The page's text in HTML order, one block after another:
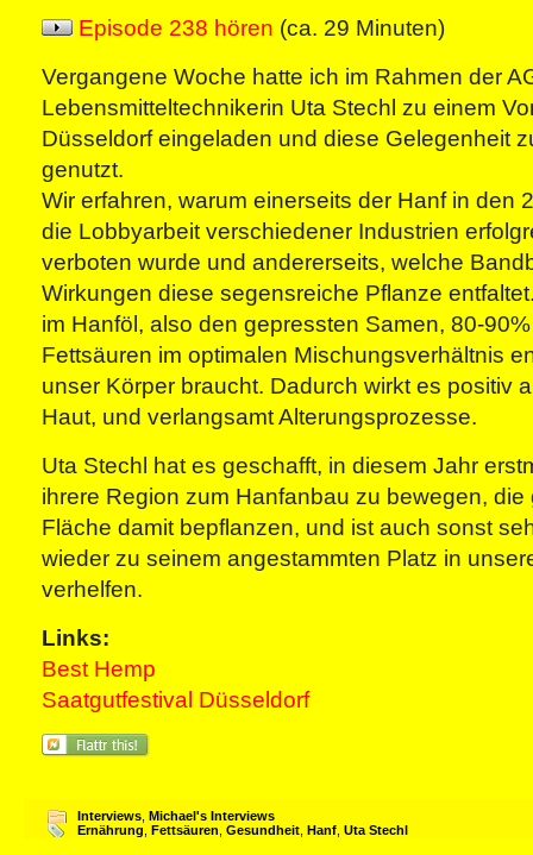
Episode 238 hören (ca. 29 Minuten)
Vergangene Woche hatte ich im Rahmen der
Lebensmitteltechnikerin Uta Stechl zu einem
Düsseldorf eingeladen und diese Gelegenheit
genutzt.
Wir erfahren, warum einerseits der Hanf in den
die Lobbyarbeit verschiedener Industrien
verboten wurde und andererseits, welche
Wirkungen diese segensreiche Pflanze
im Hanföl, also den gepressten Samen, 80-
Fettsäuren im optimalen Mischungsverhältnis
unser Körper braucht. Dadurch wirkt es positiv
Haut, und verlangsamt Alterungsprozesse.
Uta Stechl hat es geschafft, in diesem Jahr
ihrere Region zum Hanfanbau zu bewegen,
Fläche damit bepflanzen, und ist auch sonst
wieder zu seinem angestammten Platz in
verhelfen.
Links:
Best Hemp
Saatgutfestival Düsseldorf
Interviews Michael's Interviews
Ernährung Fettsäuren Gesundheit Hanf Uta Stechl